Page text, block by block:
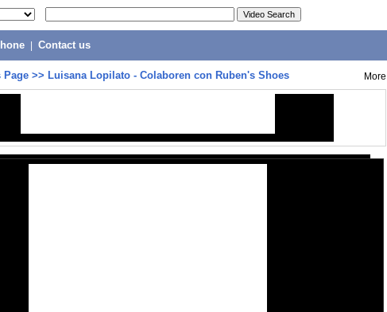
Contact us
Page >> Luisana Lopilato - Colaboren con Ruben's Shoes More